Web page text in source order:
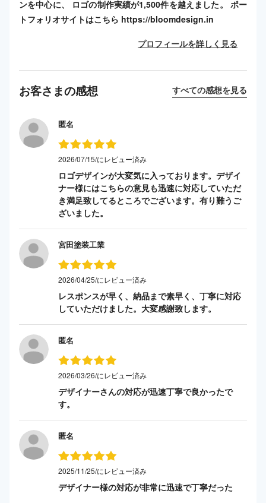
ンを中心に、 ロゴの制作実績が1,500件を越えました。 ポー
トフォリオサイトはこちら https://bloomdesign.in
プロフィールを詳しく見る
お客さまの感想 すべての感想を見る
匿名
2026/07/15/にレビュー済み
ロゴデザインが大変気に入っております。デザイ
ナー様にはこちらの意見も迅速に対応していただ
き満足致してるところでございます。有り難うご
ざいました。
宮田塗装工業
2026/04/25/にレビュー済み
レスポンスが早く、納品まで素早く、丁寧に対応
していただけました。大変感謝致します。
匿名
2026/03/26/にレビュー済み
デザイナーさんの対応が迅速丁寧で良かったで
す。
匿名
2025/11/25/にレビュー済み
デザイナー様の対応が非常に迅速で丁寧だった